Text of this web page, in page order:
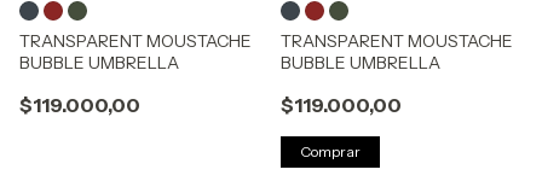
TRANSPARENT MOUSTACHE
BUBBLE UMBRELLA
$119.000,00
TRANSPARENT MOUSTACHE
BUBBLE UMBRELLA
$119.000,00
Comprar